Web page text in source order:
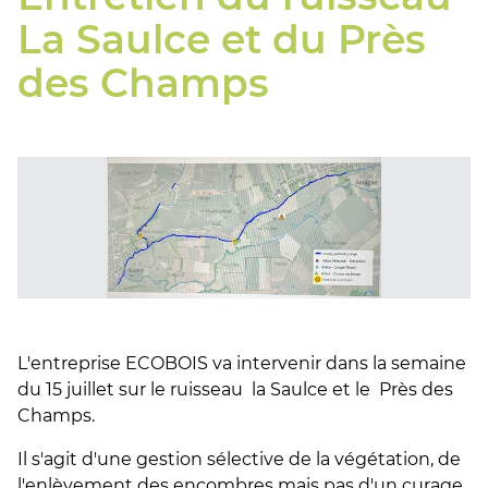
La Saulce et du Près
des Champs
L'entreprise ECOBOIS va intervenir dans la semaine
du 15 juillet sur le ruisseau la Saulce et le Près des
Champs.
Il s'agit d'une gestion sélective de la végétation, de